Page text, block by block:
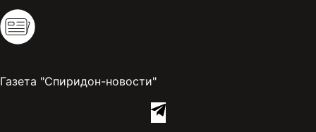
Газета "Спиридон-новости"